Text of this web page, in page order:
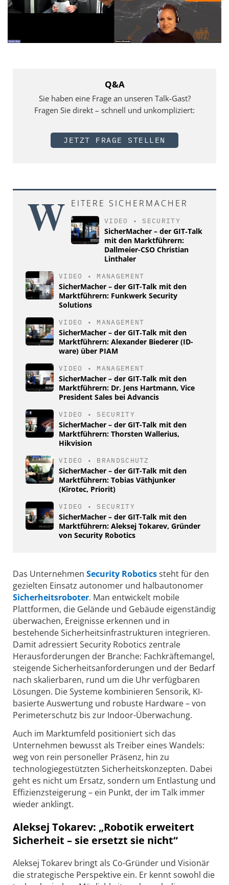
Q&A
Sie haben eine Frage an unseren Talk-Gast?
Fragen Sie direkt – schnell und unkompliziert:
JETZT FRAGE STELLEN
W EITERE SICHERMACHER
VIDEO • SECURITY
SicherMacher – der GIT‑Talk
mit den Marktführern:
Dallmeier-CSO Christian
Linthaler
VIDEO • MANAGEMENT
SicherMacher – der GIT-Talk mit den
Marktführern: Funkwerk Security
Solutions
VIDEO • MANAGEMENT
SicherMacher – der GIT‑Talk mit den
Marktführern: Alexander Biederer (ID-
ware) über PIAM
VIDEO • MANAGEMENT
SicherMacher – der GIT‑Talk mit den
Marktführern: Dr. Jens Hartmann, Vice
President Sales bei Advancis
VIDEO • SECURITY
SicherMacher – der GIT-Talk mit den
Marktführern: Thorsten Wallerius,
Hikvision
VIDEO • BRANDSCHUTZ
SicherMacher – der GIT-Talk mit den
Marktführern: Tobias Väthjunker
(Kirotec, Priorit)
VIDEO • SECURITY
SicherMacher – der GIT-Talk mit den
Marktführern: Aleksej Tokarev, Gründer
von Security Robotics
Das Unternehmen Security Roboticssteht für den
gezielten Einsatz autonomer und halbautonomer
Sicherheitsroboter. Man entwickelt mobile
Plattformen, die Gelände und Gebäude eigenständig
überwachen, Ereignisse erkennen und in
bestehende Sicherheitsinfrastrukturen integrieren.
Damit adressiert Security Robotics zentrale
Herausforderungen der Branche: Fachkräftemangel,
steigende Sicherheitsanforderungen und der Bedarf
nach skalierbaren, rund um die Uhr verfügbaren
Lösungen. Die Systeme kombinieren Sensorik, KI-
basierte Auswertung und robuste Hardware – von
Perimeterschutz bis zur Indoor-Überwachung.
Auch im Marktumfeld positioniert sich das
Unternehmen bewusst als Treiber eines Wandels:
weg von rein personeller Präsenz, hin zu
technologiegestützten Sicherheitskonzepten. Dabei
geht es nicht um Ersatz, sondern um Entlastung und
Effizienzsteigerung – ein Punkt, der im Talk immer
wieder anklingt.
Aleksej Tokarev: „Robotik erweitert
Sicherheit – sie ersetzt sie nicht“
Aleksej Tokarev bringt als Co-Gründer und Visionär
die strategische Perspektive ein. Er kennt sowohl die